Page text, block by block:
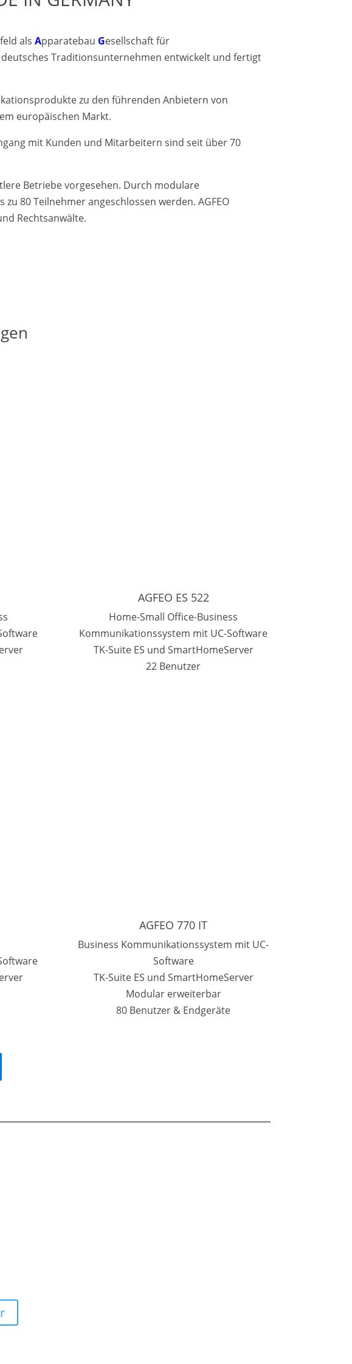
alsApparatebau Gesellschaft für
deutsches Traditionsunternehmen entwickelt und fertigt
zu den führenden Anbietern von
europäischen Markt.
mit Kunden und Mitarbeitern sind seit über 70
Betriebe vorgesehen. Durch modulare
80 Teilnehmer angeschlossen werden. AGFEO
Rechtsanwälte.
AGFEO ES 522
Home-Small Office-Business
Kommunikationssystem mit UC-Software
TK-Suite ES und SmartHomeServer
22 Benutzer
AGFEO 770 IT
Business Kommunikationssystem mit UC-
Software
TK-Suite ES und SmartHomeServer
Modular erweiterbar
80 Benutzer & Endgeräte